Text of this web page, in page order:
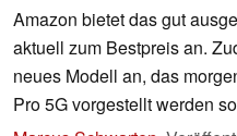
Amazon bietet das gut
aktuell zum Bestpreis an.
neues Modell an, das
Pro 5G vorgestellt werden